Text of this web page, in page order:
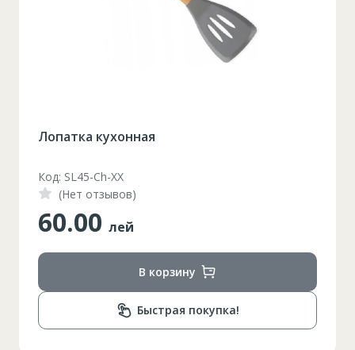
Лопатка кухонная
Код: SL45-Ch-XX
(Нет отзывов)
60.00 лей
В корзину
Быстрая покупка!